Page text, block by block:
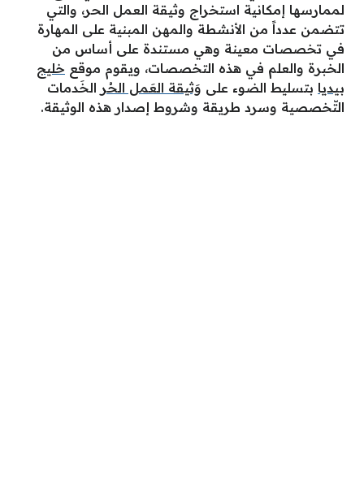
لممارسها إمكانية استخراج وثيقة العمل الحر، والتي
تتضمن عدداً من الأنشطة والمهن المبنية على المهارة
في تخصصات معينة وهي مستندة على أساس من
الخبرة والعلم في هذه التخصصات، ويقوم موقع خليج
بيديا بتسليط الضوء على وَثيقة العَمل الحُر الخَدمات
التّخصصية وسرد طريقة وشروط إصدار هذه الوثيقة.